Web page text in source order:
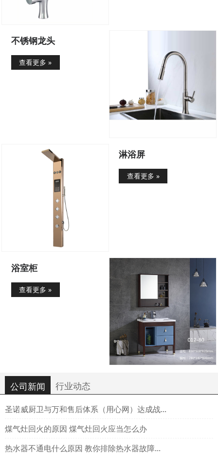
不锈钢龙头
查看更多 »
淋浴屏
查看更多 »
浴室柜
查看更多 »
公司新闻 行业动态
圣诺威厨卫与万和售后体系（用心网）达成战...
煤气灶回火的原因 煤气灶回火应当怎么办
热水器不通电什么原因 教你排除热水器故障...